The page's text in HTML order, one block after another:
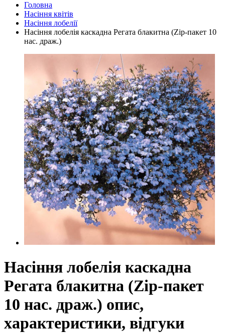
Головна
Насіння квітів
Насіння лобелії
Насіння лобелія каскадна Регата блакитна (Zip-пакет 10
нас. драж.)
Насіння лобелія каскадна
Регата блакитна (Zip-пакет
10 нас. драж.) опис,
характеристики, відгуки